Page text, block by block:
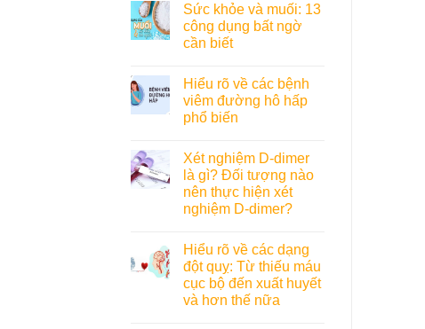
Sức khỏe và muối: 13
công dụng bất ngờ
cần biết
Hiểu rõ về các bệnh
viêm đường hô hấp
phổ biến
Xét nghiệm D-dimer
là gì? Đối tượng nào
nên thực hiện xét
nghiệm D-dimer?
Hiểu rõ về các dạng
đột quỵ: Từ thiếu máu
cục bộ đến xuất huyết
và hơn thế nữa